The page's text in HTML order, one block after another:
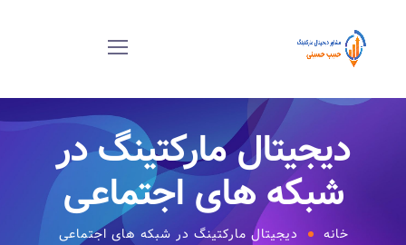
دیجیتال مارکتینگ در
شبکه های اجتماعی
خانه دیجیتال مارکتینگ در شبکه های اجتماعی